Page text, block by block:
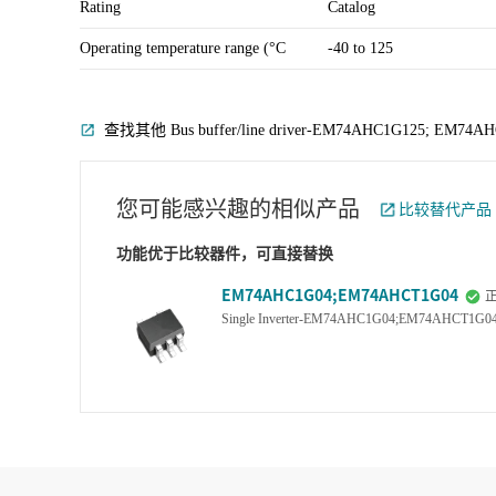
Rating Catalog
Operating temperature range (°C -40 to 125
查找其他 Bus buffer/line driver-EM74AHC1G125;
您可能感兴趣的相似产品 比较替代产品
功能优于比较器件，可直接替换
EM74AHC1G04;EM74AHCT1G04
Single Inverter-